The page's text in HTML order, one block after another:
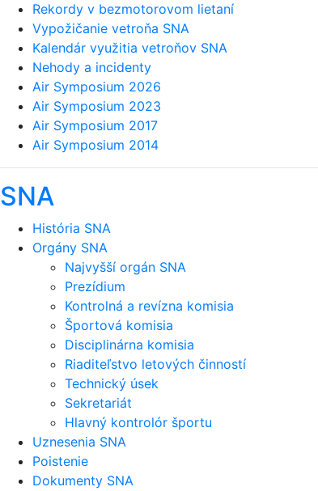
Rekordy v bezmotorovom lietaní
Vypožičanie vetroňa SNA
Kalendár využitia vetroňov SNA
Nehody a incidenty
Air Symposium 2026
Air Symposium 2023
Air Symposium 2017
Air Symposium 2014
SNA
História SNA
Orgány SNA
Najvyšší orgán SNA
Prezídium
Kontrolná a revízna komisia
Športová komisia
Disciplinárna komisia
Riaditeľstvo letových činností
Technický úsek
Sekretariát
Hlavný kontrolór športu
Uznesenia SNA
Poistenie
Dokumenty SNA